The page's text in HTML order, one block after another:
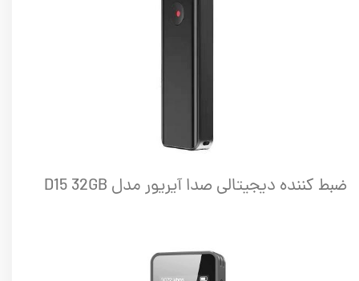
ضبط کننده دیجیتالی صدا آیریور مدل D15 32GB